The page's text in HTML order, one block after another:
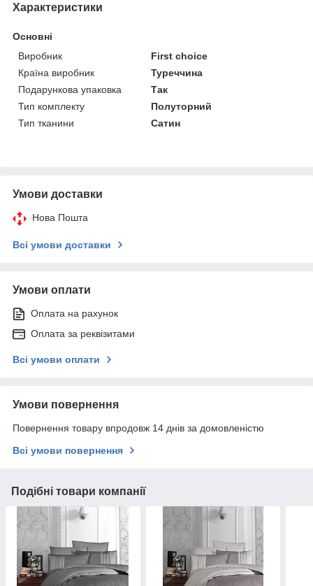
Характеристики
Основні
Виробник
First choice
Країна виробник
Туреччина
Подарункова упаковка
Так
Тип комплекту
Полуторний
Тип тканини
Сатин
Умови доставки
Нова Пошта
Всі умови доставки
Умови оплати
Оплата на рахунок
Оплата за реквізитами
Всі умови оплати
Умови повернення
Повернення товару впродовж 14 днів за домовленістю
Всі умови повернення
Подібні товари компанії